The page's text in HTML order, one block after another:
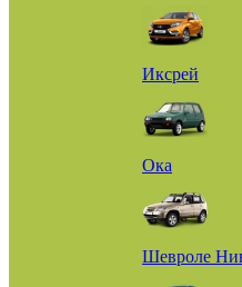
Иксрей
Ока
Шевроле